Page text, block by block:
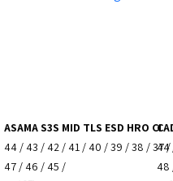
35 / 36 / 37 / 38 / 39 / 40 / 41 / 42 / 43 / 44
ASAMA S3S MID TLS ESD HRO CI
35 / 36 / 37 / 38 / 39 / 40 / 41 / 42 / 43 / 44
/ 45 / 46 / 47